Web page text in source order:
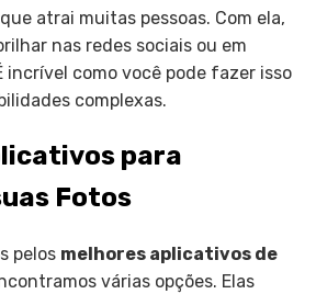
atrai muitas pessoas. Com ela,
nas redes sociais ou em
incrível como você pode fazer isso
complexas.
para
Fotos
pelos melhores aplicativos de
várias opções. Elas